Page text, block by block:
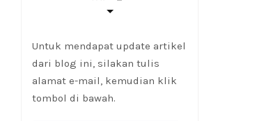
Untuk mendapat update artikel
dari blog ini, silakan tulis
alamat e-mail, kemudian klik
tombol di bawah.